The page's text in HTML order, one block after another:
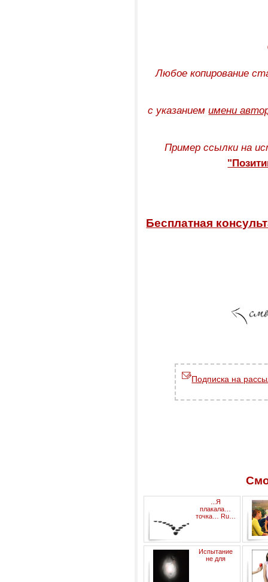
Любое копирование
с указаниемимени
Пример ссылки на
Бесплатная
Подписка на
...Я
плакала…
точка… Ru…
Психологические зарисовки
(часть 15)Испытание
не для